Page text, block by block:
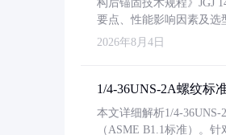
构后锚固技术规程》JGJ
要点、性能影响因素及选
2026年8月4日
1/4-36UNS-2A螺纹标
本文详细解析1/4-
（ASME B1.1标准）。